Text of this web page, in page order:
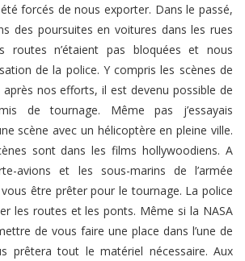
forcés de nous exporter. Dans le passé,
des poursuites en voitures dans les rues
routes n’étaient pas bloquées et nous
de la police. Y compris les scènes de
après nos efforts, il est devenu possible de
de tournage. Même pas j’essayais
scène avec un hélicoptère en pleine ville.
sont dans les films hollywoodiens. A
avions et les sous-marins de l’armée
être prêter pour le tournage. La police
les routes et les ponts. Même si la NASA
de vous faire une place dans l’une de
prêtera tout le matériel nécessaire. Aux